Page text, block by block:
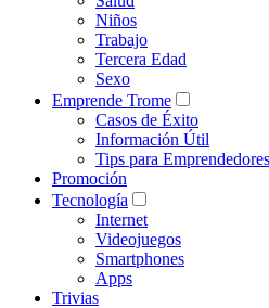
Niños
Trabajo
Tercera Edad
Sexo
Emprende Trome
Casos de Éxito
Información Útil
Tips para Emprendedores
Promoción
Tecnología
Internet
Videojuegos
Smartphones
Apps
Trivias